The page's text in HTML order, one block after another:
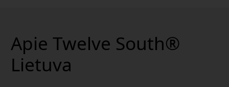
Apie Twelve South®
Lietuva